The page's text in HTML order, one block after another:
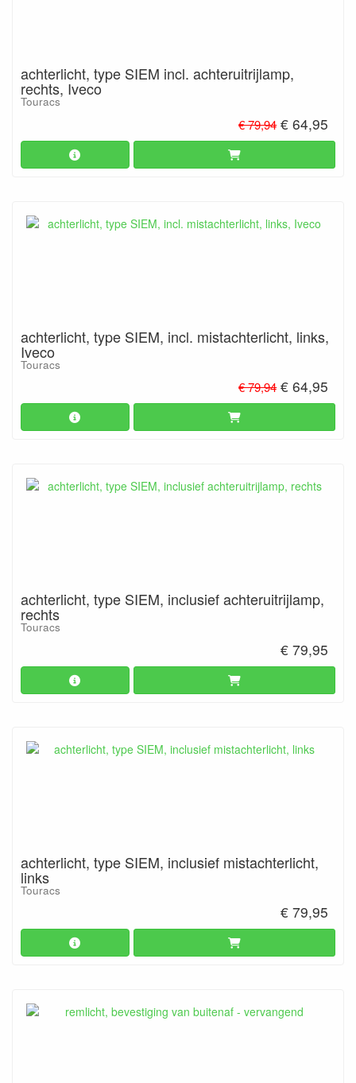
achterlicht, type SIEM incl. achteruitrijlamp,
rechts, Iveco
Touracs
€ 79,94 € 64,95
achterlicht, type SIEM, incl. mistachterlicht, links,
Iveco
Touracs
€ 79,94 € 64,95
achterlicht, type SIEM, inclusief achteruitrijlamp,
rechts
Touracs
€ 79,95
achterlicht, type SIEM, inclusief mistachterlicht,
links
Touracs
€ 79,95